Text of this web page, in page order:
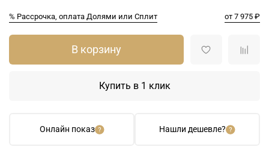
% Рассрочка, оплата Долями или Сплит от 7 975 ₽
Онлайн показ Нашли дешевле?
В корзину
Купить в 1 клик